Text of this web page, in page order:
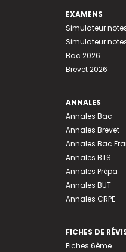
EXAMENS
Simulateur
Simulateur
Bac 2026
Brevet 2026
ANNALES
Annales Bac
Annales Brevet
Annales Bac
Annales BTS
Annales Prépa
Annales BUT
Annales CRPE
FICHES DE
Fiches 6ème